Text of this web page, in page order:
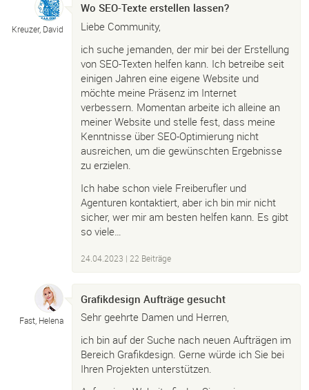
Kreuzer, David
Wo SEO-Texte erstellen lassen?
Liebe Community,
ich suche jemanden, der mir bei der Erstellung
von SEO-Texten helfen kann. Ich betreibe seit
einigen Jahren eine eigene Website und
möchte meine Präsenz im Internet
verbessern. Momentan arbeite ich alleine an
meiner Website und stelle fest, dass meine
Kenntnisse über SEO-Optimierung nicht
ausreichen, um die gewünschten Ergebnisse
zu erzielen.
Ich habe schon viele Freiberufler und
Agenturen kontaktiert, aber ich bin mir nicht
sicher, wer mir am besten helfen kann. Es gibt
so viele…
24.04.2023 | 22 Beiträge
Fast, Helena
Grafikdesign Aufträge gesucht
Sehr geehrte Damen und Herren,
ich bin auf der Suche nach neuen Aufträgen im
Bereich Grafikdesign. Gerne würde ich Sie bei
Ihren Projekten unterstützen.